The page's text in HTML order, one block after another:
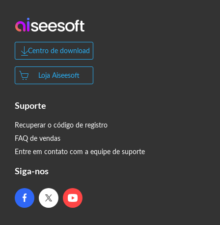
Centro de download
Loja Aiseesoft
Suporte
Recuperar o código de registro
FAQ de vendas
Entre em contato com a equipe de suporte
Siga-nos